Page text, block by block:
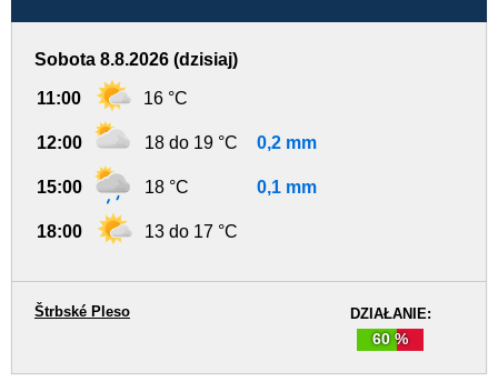
Sobota 8.8.2026 (dzisiaj)
11:00 16 °C
12:00 18 do 19 °C 0,2 mm
15:00 18 °C 0,1 mm
18:00 13 do 17 °C
DZIAŁANIE:
60 %
Štrbské Pleso